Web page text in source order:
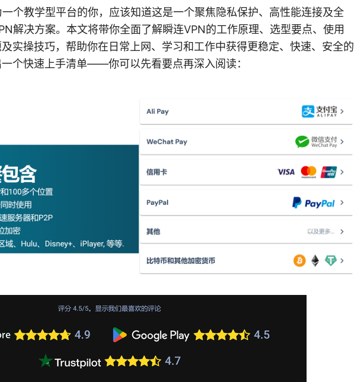
个教学型平台的你，应该知道这是一个聚焦隐私保护、高性能连接及全
解决方案。本文将带你全面了解瞬连VPN的工作原理、选型要点、使用
实操技巧，帮助你在日常上网、学习和工作中获得更稳定、快速、安全的
个快速上手清单——你可以先看要点再深入阅读：